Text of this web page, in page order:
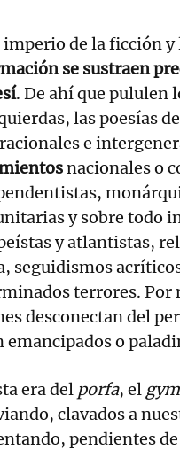
imperio de la ficción
se sustraen
. De ahí que pululen
las poesías
e
nacionales o
y sobre todo
y atlantistas,
seguidismos
terrores. Por
desconectan del
emancipados o
era del porfa, el gym
clavados a
pendientes